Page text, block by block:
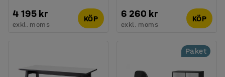
4 195 kr
exkl. moms
KÖP 6 260 kr
exkl. moms
KÖP
Paket